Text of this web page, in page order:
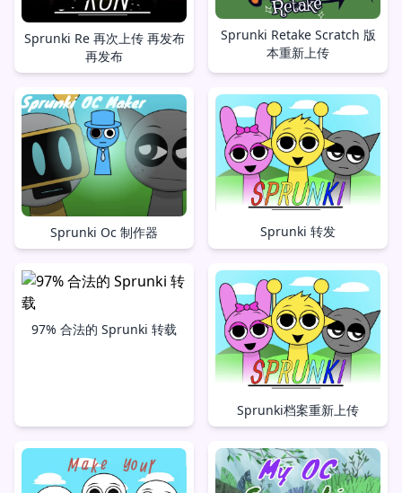
Sprunki Re 再次上传 再发布
再发布
Sprunki Retake Scratch 版
本重新上传
Sprunki Oc 制作器 Sprunki 转发
97% 合法的 Sprunki 转载
Sprunki档案重新上传